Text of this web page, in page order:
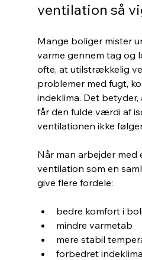
ventilation så
Mange boliger mister
varme gennem tag og
ofte, at utilstrækkelig
problemer med fugt,
indeklima. Det betyder,
får den fulde værdi af
ventilationen ikke
Når man arbejder med
ventilation som en
give flere fordele:
bedre komfort i
mindre varmetab
mere stabil
forbedret indeklima